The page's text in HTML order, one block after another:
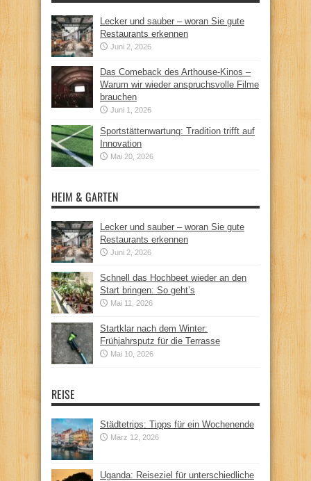
Lecker und sauber – woran Sie gute
Restaurants erkennen
Juni 2, 2026
Das Comeback des Arthouse-Kinos –
Warum wir wieder anspruchsvolle Filme
brauchen
Juni 1, 2026
Sportstättenwartung: Tradition trifft auf
Innovation
Mai 20, 2026
HEIM & GARTEN
Lecker und sauber – woran Sie gute
Restaurants erkennen
Juni 2, 2026
Schnell das Hochbeet wieder an den
Start bringen: So geht’s
Mai 11, 2026
Startklar nach dem Winter:
Frühjahrsputz für die Terrasse
Mai 10, 2026
REISE
Städtetrips: Tipps für ein Wochenende
März 12, 2026
Uganda: Reiseziel für unterschiedliche